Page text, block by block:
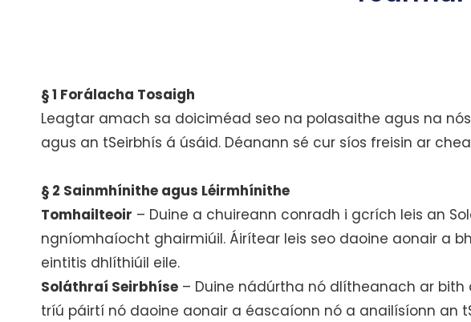
§ 1 Forálacha Tosaigh
Leagtar amach sa doiciméad seo na polasaithe agus na
agus an tSeirbhís á úsáid. Déanann sé cur síos freisin ar
§ 2 Sainmhínithe agus Léirmhínithe
Tomhailteoir – Duine a chuireann conradh i gcrích leis an
ngníomhaíocht ghairmiúil. Áirítear leis seo daoine aonair a
eintitis dhlíthiúil eile.
Soláthraí Seirbhíse – Duine nádúrtha nó dlítheanach ar
tríú páirtí nó daoine aonair a éascaíonn nó a anailísíonn an